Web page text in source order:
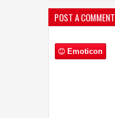
POST A COMMENT
Emoticon